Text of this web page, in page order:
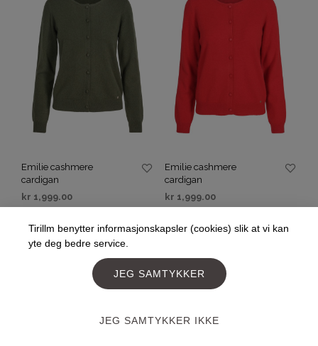
Emilie cashmere
cardigan
kr 1,999.00
Emilie cashmere
cardigan
kr 1,999.00
Tirillm benytter informasjonskapsler (cookies) slik at vi kan
yte deg bedre service.
JEG SAMTYKKER
JEG SAMTYKKER IKKE